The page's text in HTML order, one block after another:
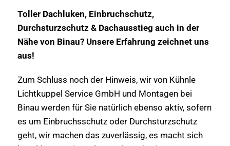
Toller Dachluken, Einbruchschutz,
Durchsturzschutz & Dachausstieg auch in der
Nähe von Binau? Unsere Erfahrung zeichnet uns
aus!
Zum Schluss noch der Hinweis, wir von Kühnle
Lichtkuppel Service GmbH und Montagen bei
Binau werden für Sie natürlich ebenso aktiv, sofern
es um Einbruchsschutz oder Durchsturzschutz
geht, wir machen das zuverlässig, es macht sich